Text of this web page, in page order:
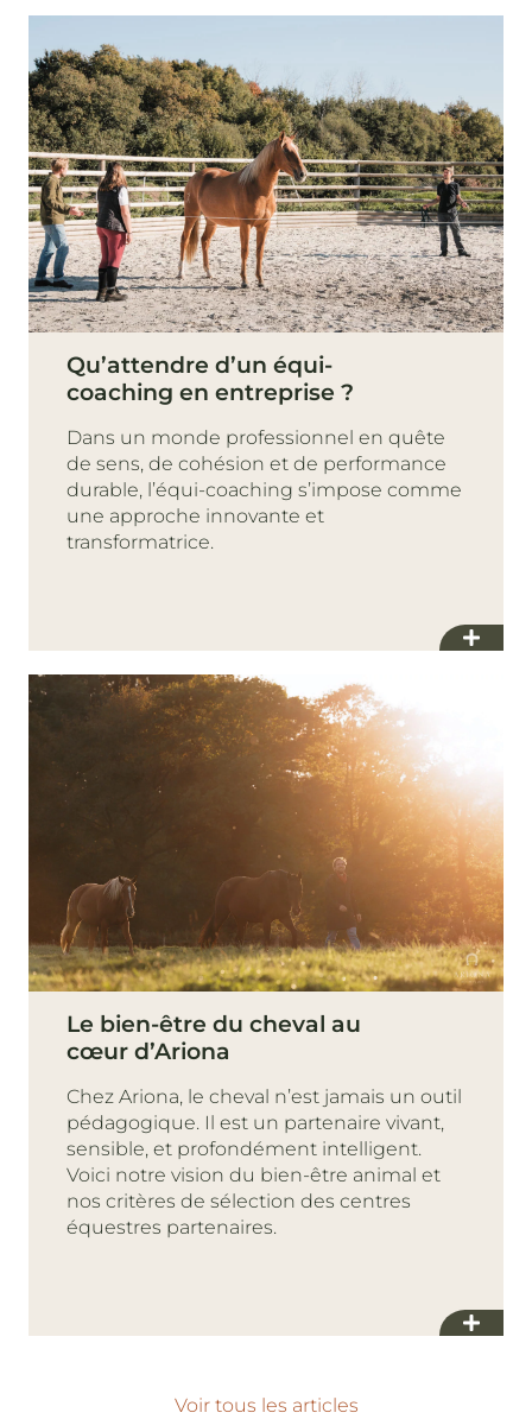
Qu’attendre d’un équi-
coaching en entreprise ?
Dans un monde professionnel en quête
de sens, de cohésion et de performance
durable, l’équi-coaching s’impose comme
une approche innovante et
transformatrice.
Le bien-être du cheval au
cœur d’Ariona
Chez Ariona, le cheval n’est jamais un outil
pédagogique. Il est un partenaire vivant,
sensible, et profondément intelligent.
Voici notre vision du bien-être animal et
nos critères de sélection des centres
équestres partenaires.
Voir tous les articles